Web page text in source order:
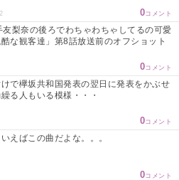
0コメント
友梨奈の後ろでわちゃわちゃしてるの可愛
な観客達」第8話放送前のオフショット
0コメント
で欅坂共和国発表の翌日に発表をかぶせ
る人もいる模様・・・
0コメント
えばこの曲だよな。。。
0コメント